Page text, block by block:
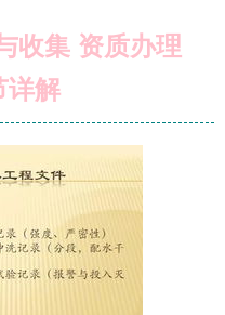
收集 资质办理
详解